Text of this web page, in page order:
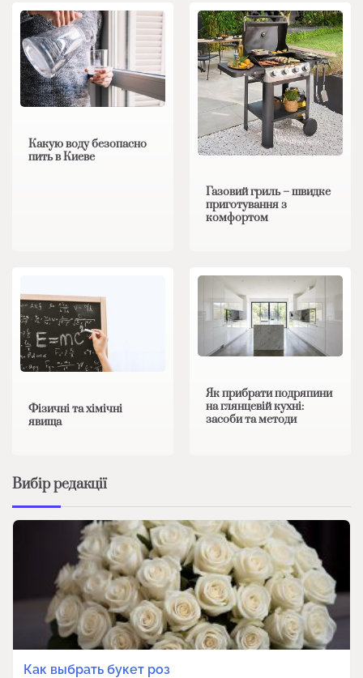
Какую воду безопасно
пить в Киеве
Газовий гриль – швидке
приготування з
комфортом
Фізичні та хімічні
явища
Як прибрати подряпини
на глянцевій кухні:
засоби та методи
Вибір редакції
Как выбрать букет роз